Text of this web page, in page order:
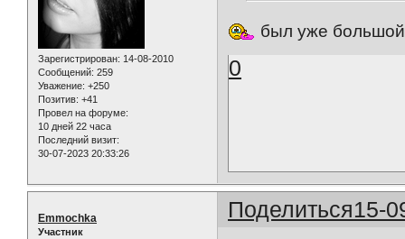
Зарегистрирован: 14-08-2010
Сообщений: 259
Уважение: +250
Позитив: +41
Провел на форуме:
10 дней 22 часа
Последний визит:
30-07-2023 20:33:26
был уже большой
0
Поделиться15-
Emmochka
Участник